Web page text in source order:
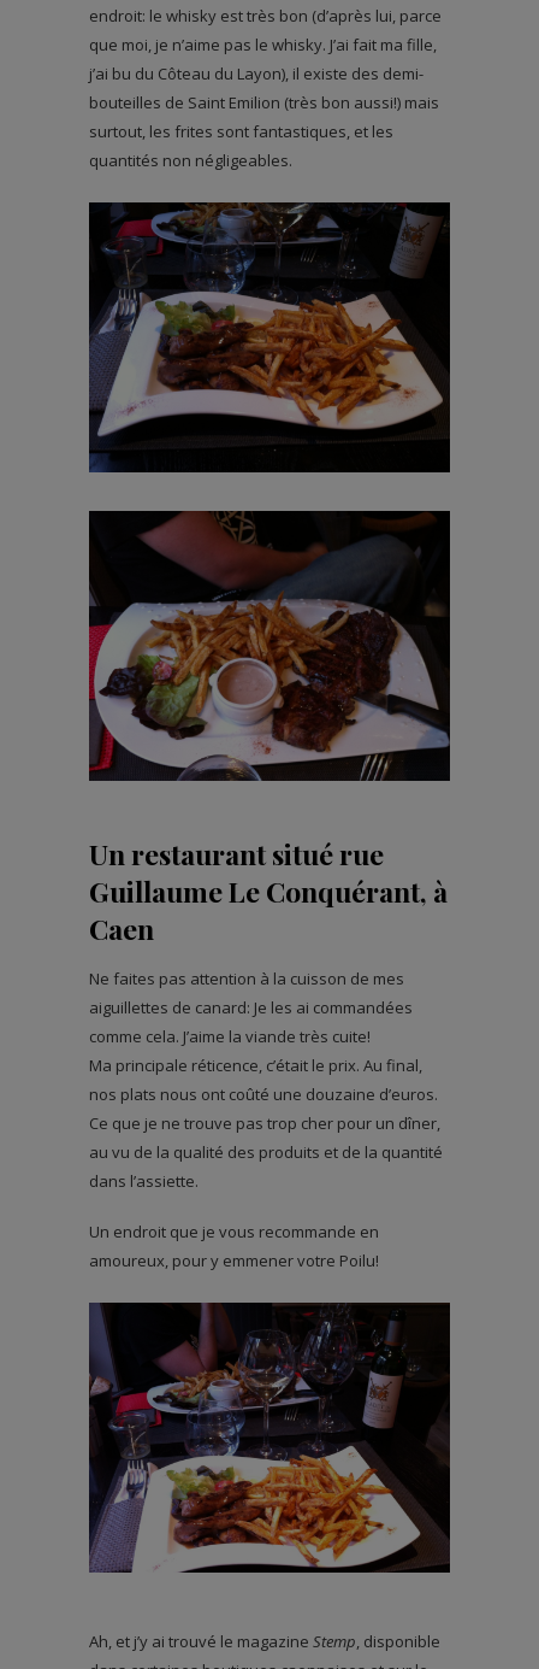
endroit: le whisky est très bon (d’après lui, parce
que moi, je n’aime pas le whisky. J’ai fait ma fille,
j’ai bu du Côteau du Layon), il existe des demi-
bouteilles de Saint Emilion (très bon aussi!) mais
surtout, les frites sont fantastiques, et les
quantités non négligeables.
Un restaurant situé rue
Guillaume Le Conquérant, à
Caen
Ne faites pas attention à la cuisson de mes
aiguillettes de canard: Je les ai commandées
comme cela. J’aime la viande très cuite!
Ma principale réticence, c’était le prix. Au final,
nos plats nous ont coûté une douzaine d’euros.
Ce que je ne trouve pas trop cher pour un dîner,
au vu de la qualité des produits et de la quantité
dans l’assiette.
Un endroit que je vous recommande en
amoureux, pour y emmener votre Poilu!
Ah, et j’y ai trouvé le magazine Stemp, disponible